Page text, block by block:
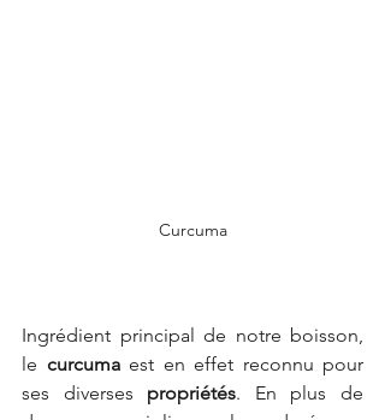
Curcuma
Ingrédient principal de notre boisson,
le curcuma est en effet reconnu pour
ses diverses propriétés. En plus de